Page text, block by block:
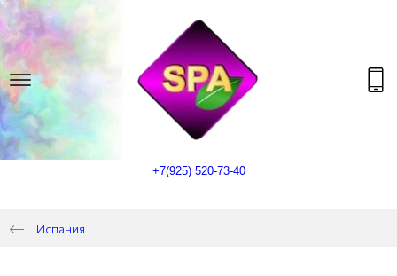
+7(925) 520-73-40
Испания